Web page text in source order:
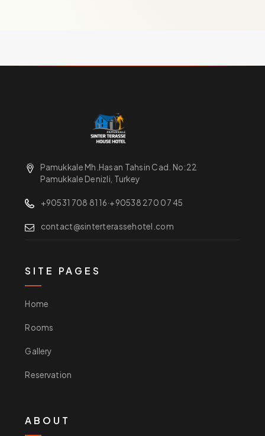
Pamukkale Mh.Hasan Tahsin Cad. No:22
Pamukkale Denizli, Turkey
+90531 708 81 16·+90538 270 07 45
contact@sinterterassehotel.com
SITE PAGES
Home
Rooms
Gallery
Reservation
ABOUT